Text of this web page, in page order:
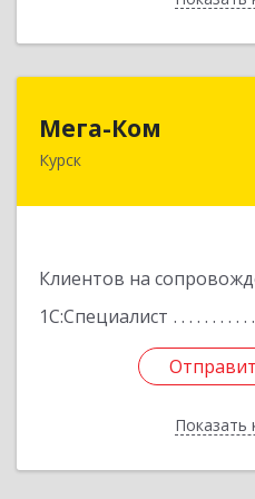
Мега-Ком
Курск
Клиентов на
1С:Специалист
Показать
305001, Курская обл,